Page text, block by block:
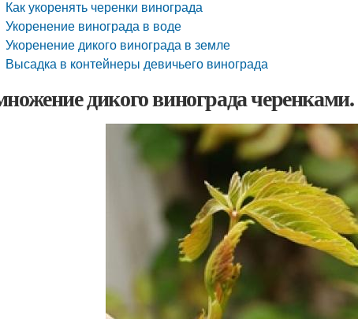
Как укоренять черенки винограда
Укоренение винограда в воде
Укоренение дикого винограда в земле
Высадка в контейнеры девичьего винограда
дикого винограда